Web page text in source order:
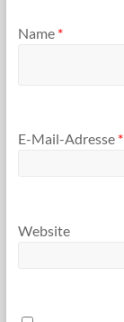
Name *
E-Mail-Adresse *
Website